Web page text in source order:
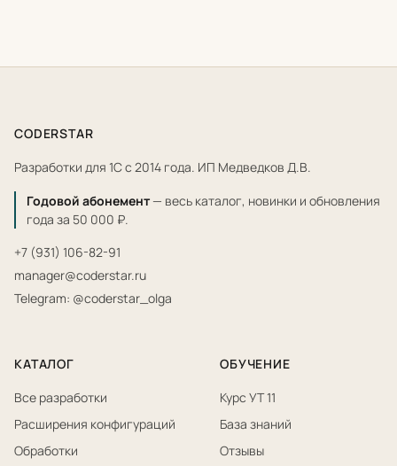
CODERSTAR
Разработки для 1С с 2014 года. ИП Медведков Д.В.
Годовой абонемент — весь каталог, новинки и обновления
года за 50 000 ₽.
+7 (931) 106-82-91
manager@coderstar.ru
Telegram: @coderstar_olga
КАТАЛОГ
Все разработки
Расширения конфигураций
Обработки
ОБУЧЕНИЕ
Курс УТ 11
База знаний
Отзывы